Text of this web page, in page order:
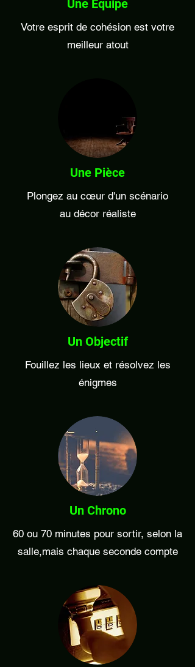
Une Equipe
Votre esprit de cohésion est votre
meilleur atout
Une Pièce
Plongez au cœur d'un scénario
au décor réaliste
Un Objectif
Fouillez les lieux et résolvez les
énigmes
Un Chrono
60 ou 70 minutes pour sortir, selon la
salle,mais chaque seconde compte